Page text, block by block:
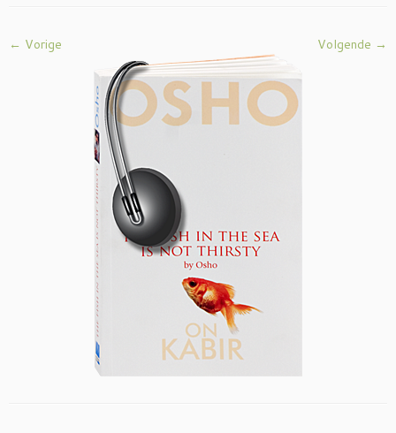
← Vorige Volgende →